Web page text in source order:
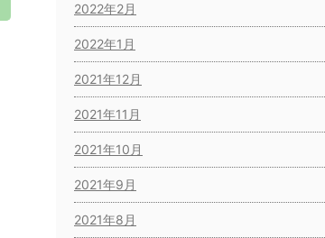
2022年2月
2022年1月
2021年12月
2021年11月
2021年10月
2021年9月
2021年8月